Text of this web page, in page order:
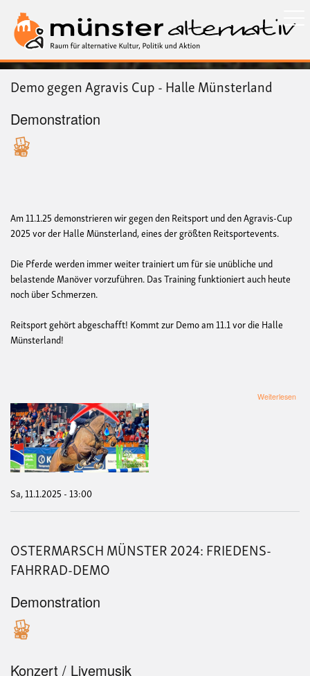
zum
Inhalt
Demo gegen Agravis Cup - Halle Münsterland
Demonstration
Am 11.1.25 demonstrieren wir gegen den Reitsport und den Agravis-Cup
2025 vor der Halle Münsterland, eines der größten Reitsportevents.
Die Pferde werden immer weiter trainiert um für sie unübliche und
belastende Manöver vorzuführen. Das Training funktioniert auch heute
noch über Schmerzen.
Reitsport gehört abgeschafft! Kommt zur Demo am 11.1 vor die Halle
Münsterland!
Weiterlesen
Sa, 11.1.2025 - 13:00
OSTERMARSCH MÜNSTER 2024: FRIEDENS-
FAHRRAD-DEMO
Demonstration
Konzert / Livemusik